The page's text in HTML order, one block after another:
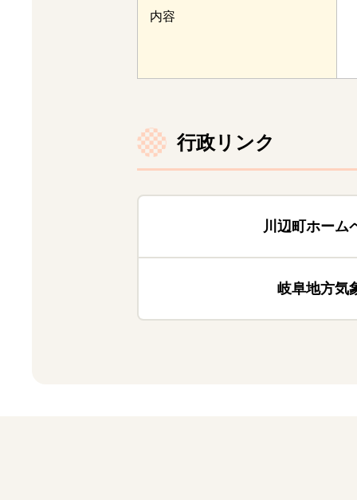
内容
行政リンク
川辺町ホーム
岐阜地方気